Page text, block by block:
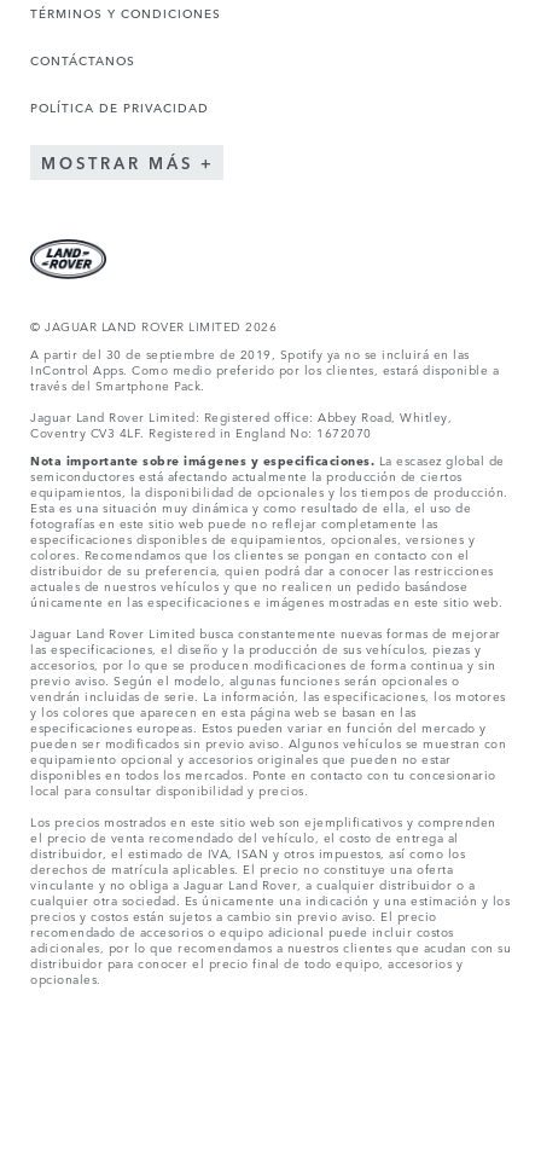
TÉRMINOS Y CONDICIONES
CONTÁCTANOS
POLÍTICA DE PRIVACIDAD
MOSTRAR MÁS
© JAGUAR LAND ROVER LIMITED 2026
A partir del 30 de septiembre de 2019, Spotify ya no se incluirá en las
InControl Apps. Como medio preferido por los clientes, estará disponible a
través del Smartphone Pack.
Jaguar Land Rover Limited: Registered office: Abbey Road, Whitley,
Coventry CV3 4LF. Registered in England No: 1672070
Nota importante sobre imágenes y especificaciones. La escasez global de
semiconductores está afectando actualmente la producción de ciertos
equipamientos, la disponibilidad de opcionales y los tiempos de producción.
Esta es una situación muy dinámica y como resultado de ella, el uso de
fotografías en este sitio web puede no reflejar completamente las
especificaciones disponibles de equipamientos, opcionales, versiones y
colores. Recomendamos que los clientes se pongan en contacto con el
distribuidor de su preferencia, quien podrá dar a conocer las restricciones
actuales de nuestros vehículos y que no realicen un pedido basándose
únicamente en las especificaciones e imágenes mostradas en este sitio web.
Jaguar Land Rover Limited busca constantemente nuevas formas de mejorar
las especificaciones, el diseño y la producción de sus vehículos, piezas y
accesorios, por lo que se producen modificaciones de forma continua y sin
previo aviso. Según el modelo, algunas funciones serán opcionales o
vendrán incluidas de serie. La información, las especificaciones, los motores
y los colores que aparecen en esta página web se basan en las
especificaciones europeas. Estos pueden variar en función del mercado y
pueden ser modificados sin previo aviso. Algunos vehículos se muestran con
equipamiento opcional y accesorios originales que pueden no estar
disponibles en todos los mercados. Ponte en contacto con tu concesionario
local para consultar disponibilidad y precios.
Los precios mostrados en este sitio web son ejemplificativos y comprenden
el precio de venta recomendado del vehículo, el costo de entrega al
distribuidor, el estimado de IVA, ISAN y otros impuestos, así como los
derechos de matrícula aplicables. El precio no constituye una oferta
vinculante y no obliga a Jaguar Land Rover, a cualquier distribuidor o a
cualquier otra sociedad. Es únicamente una indicación y una estimación y los
precios y costos están sujetos a cambio sin previo aviso. El precio
recomendado de accesorios o equipo adicional puede incluir costos
adicionales, por lo que recomendamos a nuestros clientes que acudan con su
distribuidor para conocer el precio final de todo equipo, accesorios y
opcionales.